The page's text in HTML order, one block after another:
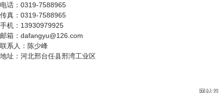
电话：0319-7588965
传真：0319-7588965
手机：13930979925
邮箱：dafangyu@126.com
联系人：陈少峰
地址：河北邢台任县邢湾工业区